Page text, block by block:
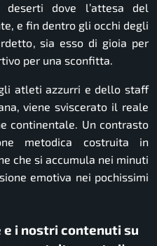
deserti dove l’attesa del
e fin dentro gli occhi degli
sia esso di gioia per
per una sconfitta.
atleti azzurri e dello staff
viene sviscerato il reale
continentale. Un contrasto
metodica costruita in
che si accumula nei minuti
emotiva nei pochissimi
i nostri contenuti su